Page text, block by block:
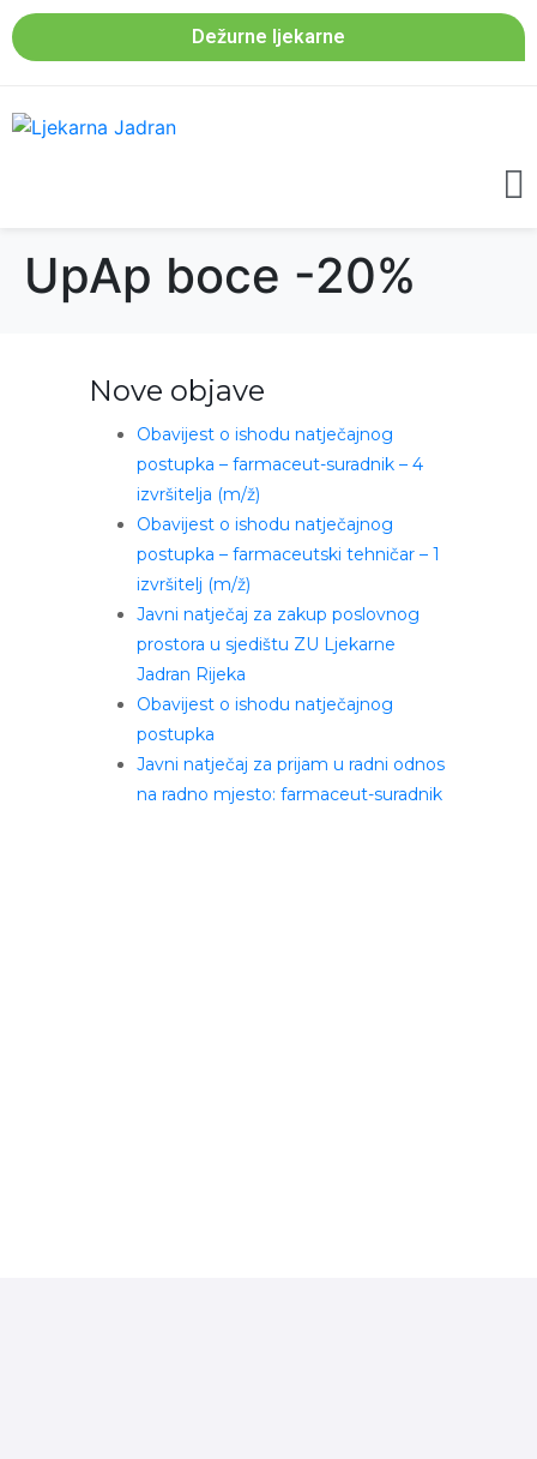
Dežurne ljekarne
UpAp boce -20%
Nove objave
Obavijest o ishodu natječajnog
postupka – farmaceut-suradnik – 4
izvršitelja (m/ž)
Obavijest o ishodu natječajnog
postupka – farmaceutski tehničar – 1
izvršitelj (m/ž)
Javni natječaj za zakup poslovnog
prostora u sjedištu ZU Ljekarne
Jadran Rijeka
Obavijest o ishodu natječajnog
postupka
Javni natječaj za prijam u radni odnos
na radno mjesto: farmaceut-suradnik